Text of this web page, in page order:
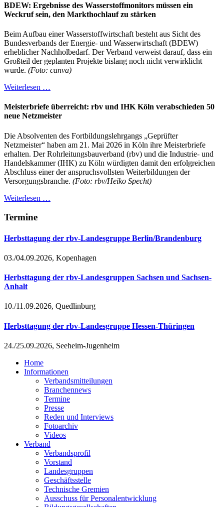
BDEW: Ergebnisse des Wasserstoffmonitors müssen ein
Weckruf sein, den Markthochlauf zu stärken
Beim Aufbau einer Wasserstoffwirtschaft besteht aus Sicht des
Bundesverbands der Energie- und Wasserwirtschaft (BDEW)
erheblicher Nachholbedarf. Der Verband verweist darauf, dass ein
Großteil der geplanten Projekte bislang noch nicht verwirklicht
wurde. (Foto: canva)
Weiterlesen …
Meisterbriefe überreicht: rbv und IHK Köln verabschieden 50
neue Netzmeister
Die Absolventen des Fortbildungslehrgangs „Geprüfter
Netzmeister“ haben am 21. Mai 2026 in Köln ihre Meisterbriefe
erhalten. Der Rohrleitungsbauverband (rbv) und die Industrie- und
Handelskammer (IHK) zu Köln würdigten damit den erfolgreichen
Abschluss einer der anspruchsvollsten Weiterbildungen der
Versorgungsbranche. (Foto: rbv/Heiko Specht)
Weiterlesen …
Termine
Herbsttagung der rbv-Landesgruppe Berlin/Brandenburg
03./04.09.2026, Kopenhagen
Herbsttagung der rbv-Landesgruppen Sachsen und Sachsen-
Anhalt
10./11.09.2026, Quedlinburg
Herbsttagung der rbv-Landesgruppe Hessen-Thüringen
24./25.09.2026, Seeheim-Jugenheim
Home
Informationen
Verbandsmitteilungen
Branchennews
Termine
Presse
Reden und Interviews
Fotoarchiv
Videos
Verband
Verbandsprofil
Vorstand
Landesgruppen
Geschäftsstelle
Technische Gremien
Ausschuss für Personalentwicklung